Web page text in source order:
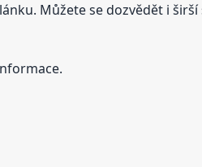
Můžete se dozvědět i